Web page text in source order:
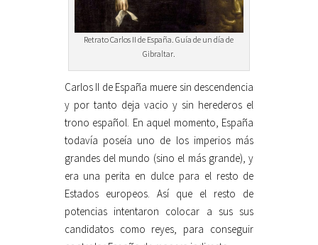
Retrato Carlos II de España. Guía de un día de
Gibraltar.
Carlos II de España muere sin descendencia
y por tanto deja vacio y sin herederos el
trono español. En aquel momento, España
todavía poseía uno de los imperios más
grandes del mundo (sino el más grande), y
era una perita en dulce para el resto de
Estados europeos. Así que el resto de
potencias intentaron colocar a sus sus
candidatos como reyes, para conseguir